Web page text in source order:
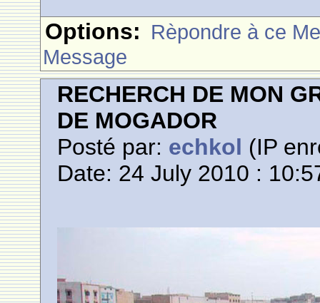
Options: Rèpondre à ce
Message
RECHERCH DE MON
DE MOGADOR
Posté par: echkol (IP
Date: 24 July 2010 :